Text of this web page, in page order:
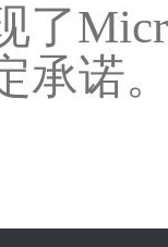
承诺